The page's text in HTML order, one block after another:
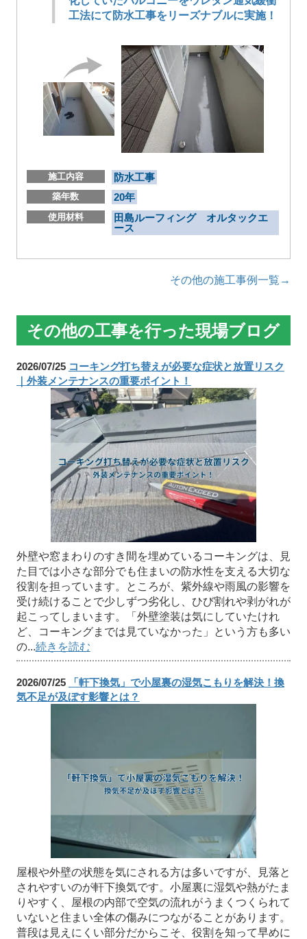
工法にて防水工事をリーズナブルに実施！
施工内容 防水工事
築年数 20年
使用材料
田島ルーフィング オルタックエ
ース
その他の施工事例一覧→
その他の工事を行った現場ブログ
2026/07/25 コーキング打ち替えが必要な症状と放置リスク
｜外装メンテナンスの重要ポイント！
外壁や窓まわりのすき間を埋めているコーキングは、見
た目では小さな部分でも住まいの防水性を支える大切な
役割を担っています。ところが、紫外線や雨風の影響を
受け続けることで少しずつ劣化し、ひび割れや剥がれが
起こってしまいます。「外壁塗装は気にしていたけれ
ど、コーキングまでは見ていなかった」という方も多い
の...続きを読む
2026/07/25
「軒下換気」で小屋裏の湿気こもりを解決！換
気不足が及ぼす影響とは？
屋根や外壁の状態を気にされる方は多いですが、見落と
されやすいのが軒下換気です。小屋裏に湿気や熱がたま
りやすく、屋根の内部で空気の流れがうまくつくられて
いないと住まい全体の傷みにつながることがあります。
普段は見えにくい部分だからこそ、役割を知って早めに